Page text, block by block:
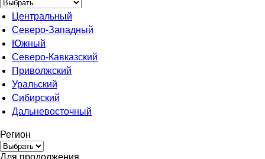
Центральный
Северо-Западный
Южный
Северо-Кавказский
Приволжский
Уральский
Сибирский
Дальневосточный
Регион
Для продолжения